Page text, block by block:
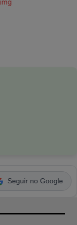
Seguir no Google